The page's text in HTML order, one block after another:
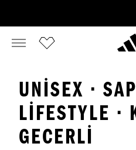
UNISEX ·
LIFESTYLE ·
GECERLI